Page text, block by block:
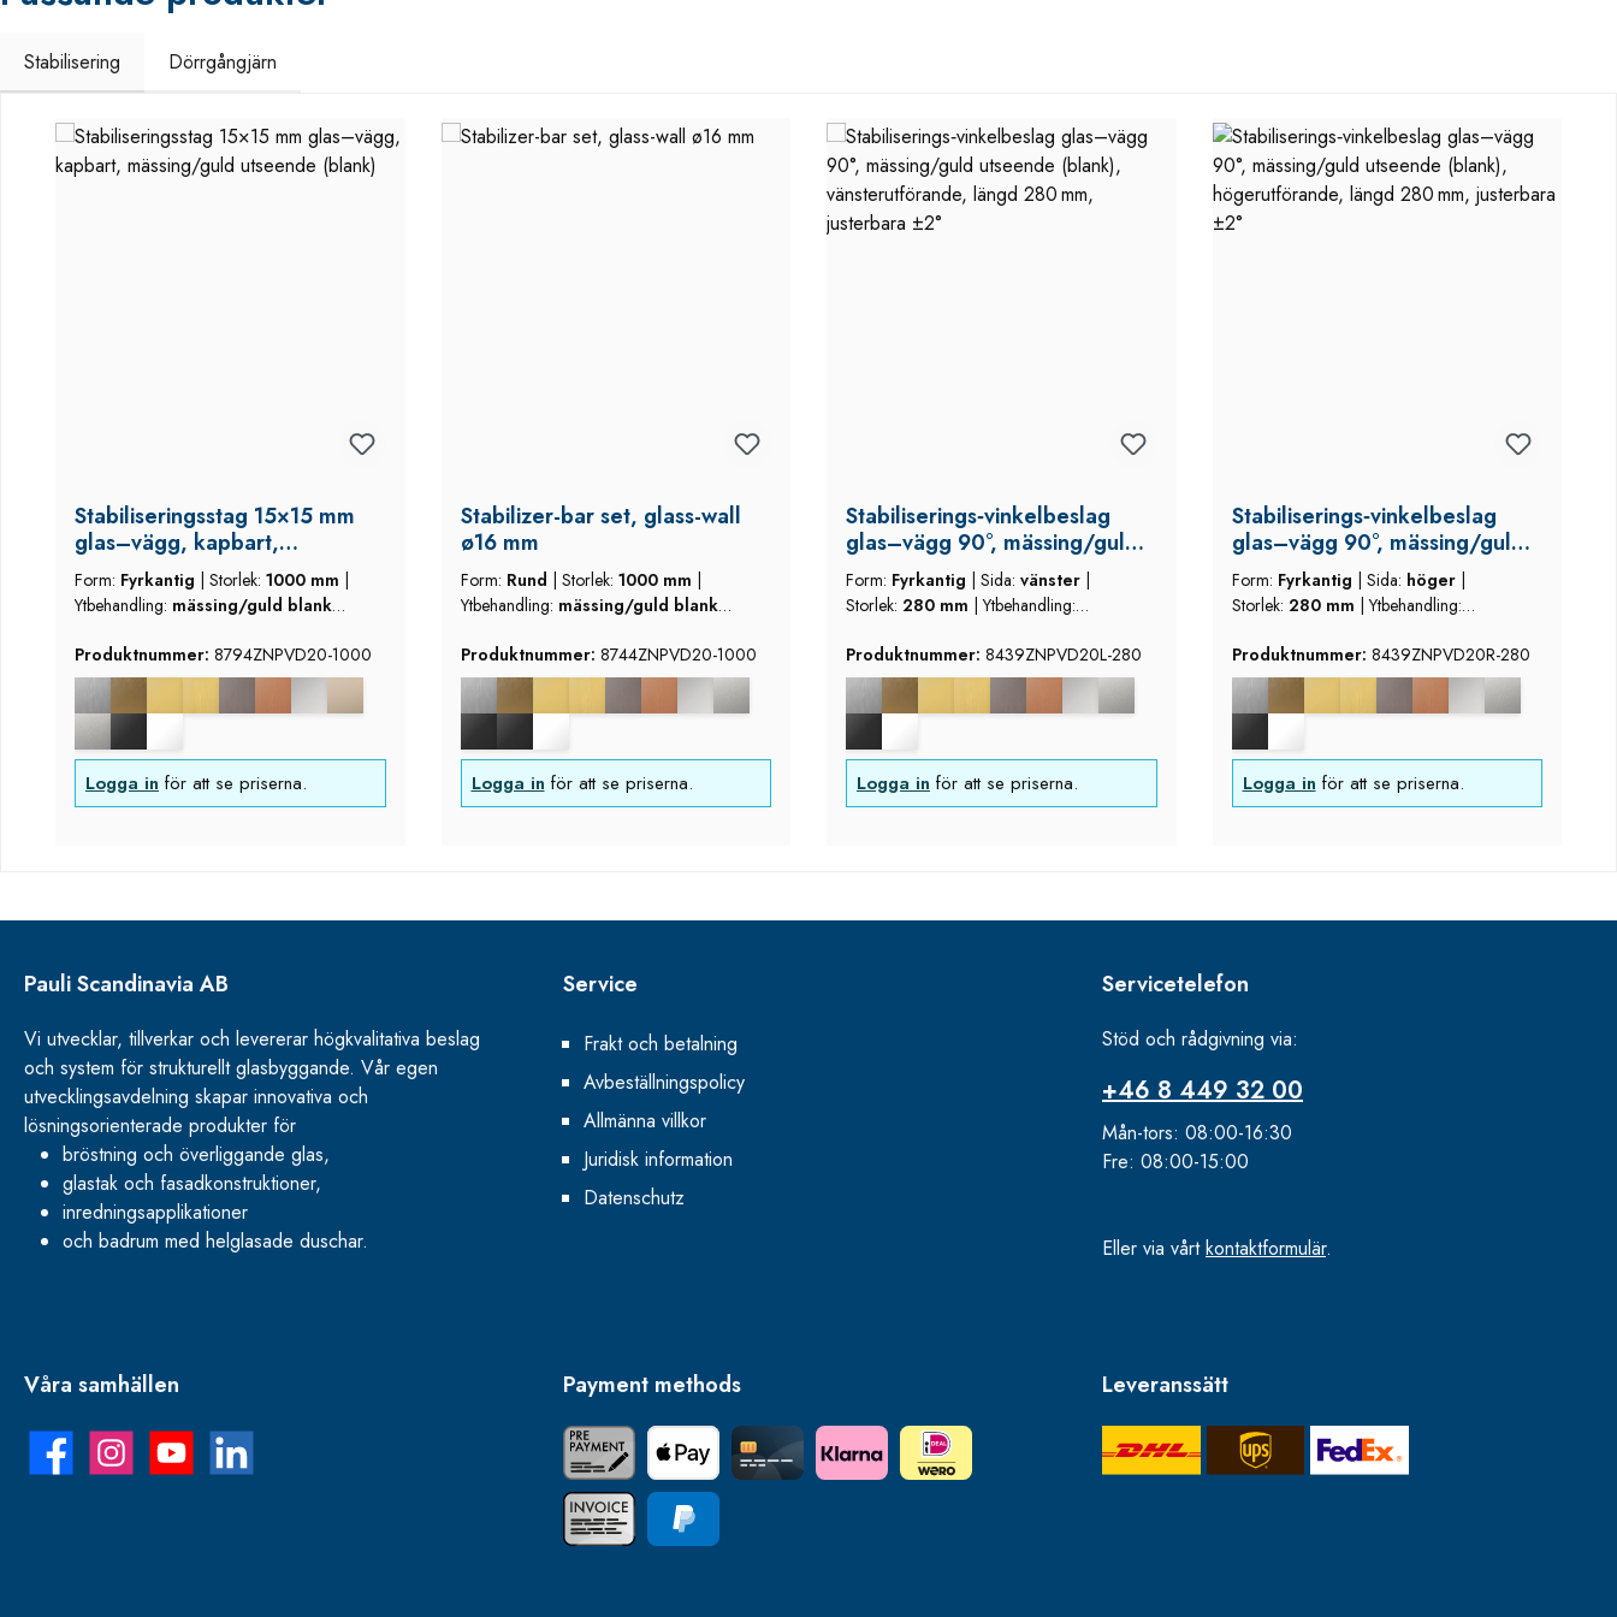
Stabilisering Dörrgångjärn
Hoppa över produktgalleri
Stabiliseringsstag 15×15 mm
glas–vägg, kapbart,
mässing/guld utseende (blank)
Form: Fyrkantig Storlek: 1000 mm
Ytbehandling: mässing/guld blank
Produktnummer: 8794ZNPVD20-1000
Logga in för att se priserna.
Stabilizer-bar set, glass-wall
ø16 mm
Form: Rund Storlek: 1000 mm
Ytbehandling: mässing/guld blank
Produktnummer: 8744ZNPVD20-1000
Logga in för att se priserna.
Stabiliserings‑vinkelbeslag
glas–vägg 90°, mässing/guld
utseende (blank),
vänsterutförande, längd
280 mm, justerbara ±2°
Form: Fyrkantig Sida: vänster
Storlek: 280 mm
Ytbehandling:
Produktnummer: 8439ZNPVD20L-280
Logga in för att se priserna.
Stabiliserings‑vinkelbeslag
glas–vägg 90°, mässing/guld
utseende (blank),
högerutförande, längd
280 mm, justerbara ±2°
Form: Fyrkantig Sida: höger
Storlek: 280 mm
Ytbehandling:
Produktnummer: 8439ZNPVD20R-280
Logga in för att se priserna.
Pauli Scandinavia AB
Vi utvecklar, tillverkar och levererar högkvalitativa beslag
och system för strukturellt glasbyggande. Vår egen
utvecklingsavdelning skapar innovativa och
lösningsorienterade produkter för
bröstning och överliggande glas,
glastak och fasadkonstruktioner,
inredningsapplikationer
och badrum med helglasade duschar.
Service
Frakt och betalning
Avbeställningspolicy
Allmänna villkor
Juridisk information
Datenschutz
Servicetelefon
Stöd och rådgivning via:
+46 8 449 32 00
Mån-tors: 08:00-16:30
Fre: 08:00-15:00
Eller via vårtkontaktformulär.
Våra samhällen
FacebookInstagramYouTube LinkedIn
Payment methods
Förskottsbetalning
Apple Pay
Leveranssätt